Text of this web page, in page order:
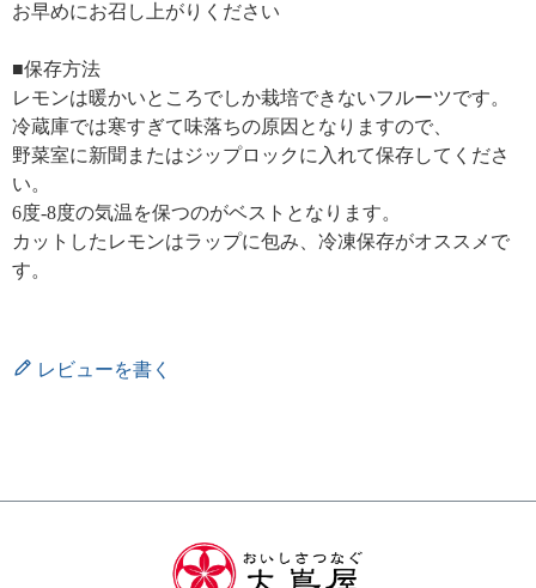
お早めにお召し上がりください
■保存方法
レモンは暖かいところでしか栽培できないフルーツです。
冷蔵庫では寒すぎて味落ちの原因となりますので、
野菜室に新聞またはジップロックに入れて保存してくださ
い。
6度-8度の気温を保つのがベストとなります。
カットしたレモンはラップに包み、冷凍保存がオススメで
す。
レビューを書く